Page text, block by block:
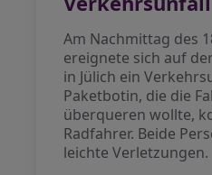
Am Nachmittag des
ereignete sich auf
in Jülich ein
Paketbotin, die die
überqueren wollte,
Radfahrer. Beide
leichte Verletzungen.